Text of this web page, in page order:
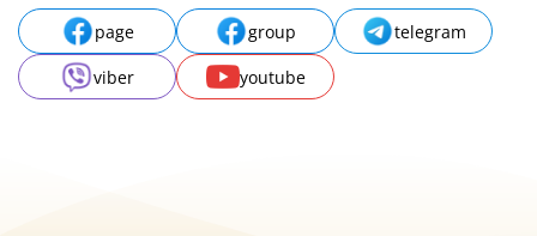
page group
telegram
viber
youtube